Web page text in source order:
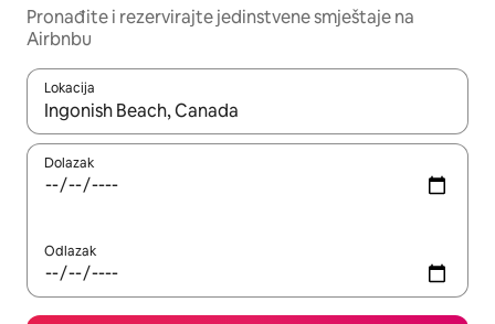
Pronađite i rezervirajte jedinstvene smještaje na
Airbnbu
Lokacija
Kada budu dostupni rezultati, moći ćete ih pregledati
Dolazak
Odlazak